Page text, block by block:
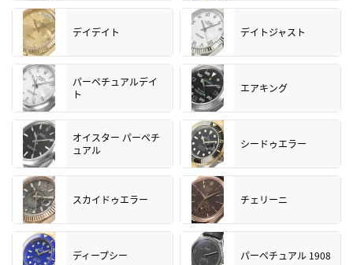
デイデイト デイトジャスト
パーペチュアルデイ
ト
エアキング
オイスター パーペチ
ュアル
シードゥエラー
スカイドゥエラー チェリーニ
ディープシー パーペチュアル 1908